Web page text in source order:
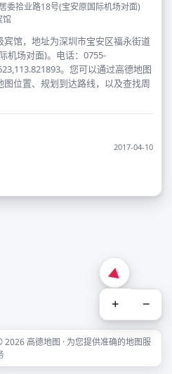
委拾业路18号(宝安原国际机场对面)
馆
馆，地址为深圳市宝安区福永街道
机场对面)。电话：0755-
。您可以通过高德地图
位置、规划到达路线，以及查找周
2017-04-10
+ −
2026 高德地图 · 为您提供准确的地图服